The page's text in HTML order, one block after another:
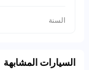
السنة
السيارات المشابهة